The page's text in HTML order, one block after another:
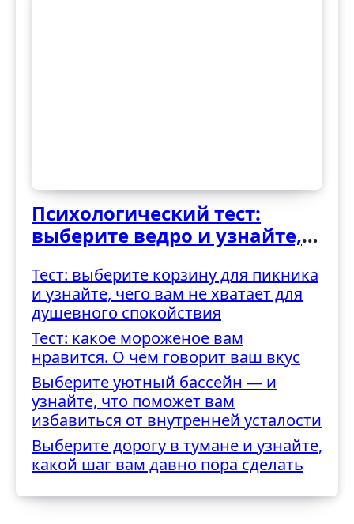
Психологический тест:
выберите ведро и узнайте,
трудностями
Тест: выберите корзину для пикника
и узнайте, чего вам не хватает для
душевного спокойствия
Тест: какое мороженое вам
нравится. О чём говорит ваш вкус
Выберите уютный бассейн — и
узнайте, что поможет вам
избавиться от внутренней усталости
Выберите дорогу в тумане и узнайте,
какой шаг вам давно пора сделать